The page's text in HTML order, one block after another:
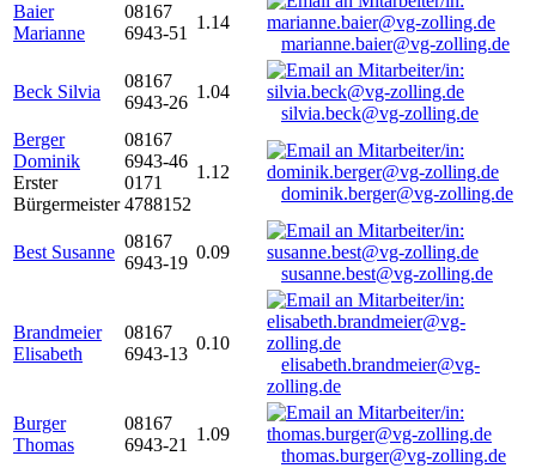
Baier
Marianne
08167
6943-51
1.14
marianne.baier@vg-zolling.de
Beck Silvia
08167
6943-26
1.04
silvia.beck@vg-zolling.de
Berger
Dominik
Erster
Bürgermeister
08167
6943-46
0171
4788152
1.12
dominik.berger@vg-zolling.de
Best Susanne
08167
6943-19
0.09
susanne.best@vg-zolling.de
Brandmeier
Elisabeth
08167
6943-13
0.10
elisabeth.brandmeier@vg-
zolling.de
Burger
Thomas
08167
6943-21
1.09
thomas.burger@vg-zolling.de